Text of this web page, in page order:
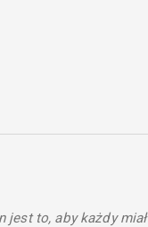
jest to, aby każdy miał